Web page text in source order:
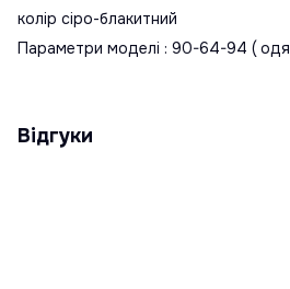
колір сіро-блакитний
Параметри моделі : 90-64-94 (
Відгуки